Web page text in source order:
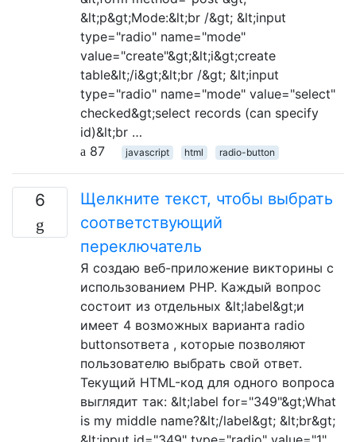
&lt;p&gt;Mode:&lt;br /&gt; &lt;input
type="radio" name="mode"
value="create"&gt;&lt;i&gt;create
table&lt;/i&gt;&lt;br /&gt; &lt;input
type="radio" name="mode" value="select"
checked&gt;select records (can specify
id)&lt;br …
87
javascript html radio-button
6
Щелкните текст, чтобы выбрать
соответствующий
переключатель
Я создаю веб-приложение викторины с
использованием PHP. Каждый вопрос
состоит из отдельных &lt;label&gt;и
имеет 4 возможных варианта radio
buttonsответа , которые позволяют
пользователю выбрать свой ответ.
Текущий HTML-код для одного вопроса
выглядит так: &lt;label for="349"&gt;What
is my middle name?&lt;/label&gt; &lt;br&gt;